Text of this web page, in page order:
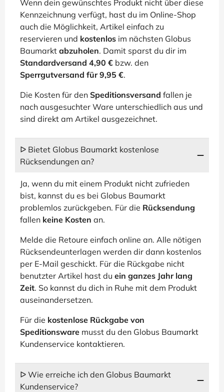
Wenn dein gewünschtes Produkt nicht über diese
Kennzeichnung verfügt, hast du im Online-Shop
auch die Möglichkeit, Artikel einfach zu
reservieren und kostenlos im nächsten Globus
Baumarkt abzuholen. Damit sparst du dir im
Standardversand 4,90 € bzw. den
Sperrgutversand für 9,95 €.
Die Kosten für den Speditionsversand fallen je
nach ausgesuchter Ware unterschiedlich aus und
sind direkt am Artikel ausgezeichnet.
ᐅ Bietet Globus Baumarkt kostenlose
Rücksendungen an?
Ja, wenn du mit einem Produkt nicht zufrieden
bist, kannst du es bei Globus Baumarkt
problemlos zurückgeben. Für die Rücksendung
fallen keine Kosten an.
Melde die Retoure einfach online an. Alle nötigen
Rücksendeunterlagen werden dir dann kostenlos
per E-Mail geschickt. Für die Rückgabe nicht
benutzter Artikel hast du ein ganzes Jahr lang
Zeit. So kannst du dich in Ruhe mit dem Produkt
auseinandersetzen.
Für die kostenlose Rückgabe von
Speditionsware musst du den Globus Baumarkt
Kundenservice kontaktieren.
ᐅ Wie erreiche ich den Globus Baumarkt
Kundenservice?